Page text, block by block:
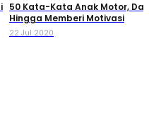
50 Kata-Kata Anak Motor,
Hingga Memberi Motivasi
22 Jul 2020